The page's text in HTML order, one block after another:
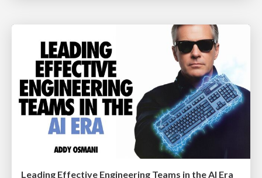
Leading Effective Engineering Teams in the AI Era